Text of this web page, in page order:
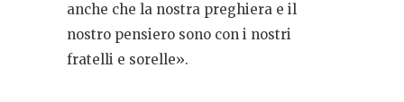
anche che la nostra preghiera e il
nostro pensiero sono con i nostri
fratelli e sorelle».